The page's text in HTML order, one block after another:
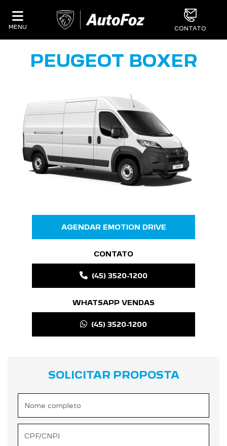
MENU CONTATO
SOLICITAR PROPOSTA
PEUGEOT BOXER
AGENDAR EMOTION DRIVE
CONTATO
(45) 3520-1200
WHATSAPP VENDAS
(45) 3520-1200